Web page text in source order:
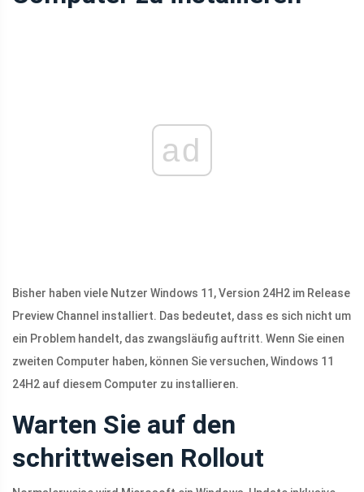
ad
Bisher haben viele Nutzer Windows 11, Version 24H2 im Release
Preview Channel installiert. Das bedeutet, dass es sich nicht um
ein Problem handelt, das zwangsläufig auftritt. Wenn Sie einen
zweiten Computer haben, können Sie versuchen, Windows 11
24H2 auf diesem Computer zu installieren.
Warten Sie auf den
schrittweisen Rollout